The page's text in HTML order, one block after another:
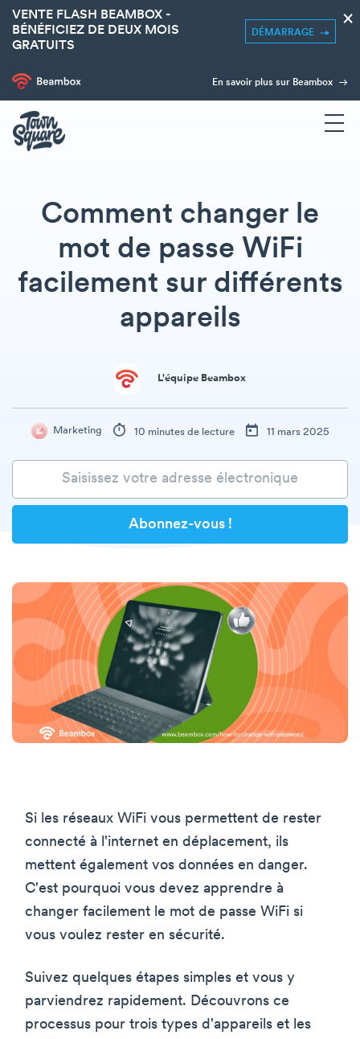
VENTE FLASH BEAMBOX -
BÉNÉFICIEZ DE DEUX MOIS
GRATUITS
DÉMARRAGE
×
En savoir plus sur Beambox
Comment changer le
mot de passe WiFi
facilement sur différents
appareils
L'équipe Beambox
Marketing 10 minutes de lecture 11 mars 2025
Si les réseaux WiFi vous permettent de rester
connecté à l'internet en déplacement, ils
mettent également vos données en danger.
C'est pourquoi vous devez apprendre à
changer facilement le mot de passe WiFi si
vous voulez rester en sécurité.
Suivez quelques étapes simples et vous y
parviendrez rapidement. Découvrons ce
processus pour trois types d'appareils et les